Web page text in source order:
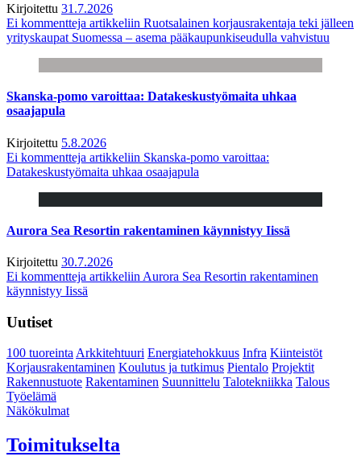
Kirjoitettu 31.7.2026
Ei kommentteja artikkeliin Ruotsalainen korjausrakentaja teki jälleen
yrityskaupat Suomessa – asema pääkaupunkiseudulla vahvistuu
Skanska-pomo varoittaa: Datakeskustyömaita uhkaa
osaajapula
Kirjoitettu 5.8.2026
Ei kommentteja artikkeliin Skanska-pomo varoittaa:
Datakeskustyömaita uhkaa osaajapula
Aurora Sea Resortin rakentaminen käynnistyy Iissä
Kirjoitettu 30.7.2026
Ei kommentteja artikkeliin Aurora Sea Resortin rakentaminen
käynnistyy Iissä
Uutiset
100 tuoreintaArkkitehtuuri Energiatehokkuus Infra Kiinteistöt
Korjausrakentaminen Koulutus ja tutkimus Pientalo Projektit
Rakennustuote Rakentaminen Suunnittelu Talotekniikka Talous
Työelämä
Näkökulmat
Toimitukselta